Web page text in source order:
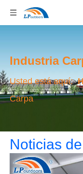
Industria
Usted está aquí:
Carpa
Noticias